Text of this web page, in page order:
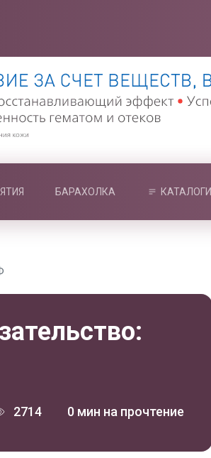
БАРАХОЛКА КАТАЛОГИ
2714 0 мин на прочтение